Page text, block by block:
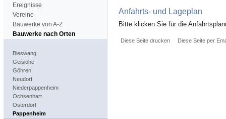
Ereignisse
Vereine
Bauwerke von A-Z
Bauwerke nach Orten
Bieswang
Geislohe
Göhren
Neudorf
Niederpappenheim
Ochsenhart
Osterdorf
Pappenheim
Anfahrts- und Lageplan
Bitte klicken Sie für die
Diese Seite drucken Diese Seite per